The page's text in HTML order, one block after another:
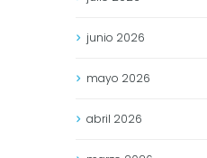
junio 2026
mayo 2026
abril 2026